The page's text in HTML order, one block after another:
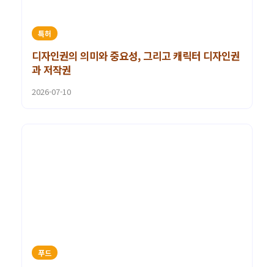
특허
디자인권의 의미와 중요성, 그리고 캐릭터 디자인권
과 저작권
2026-07-10
푸드